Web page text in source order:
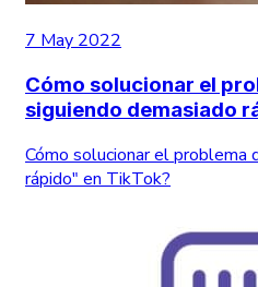
7 May 2022
Cómo solucionar el
siguiendo demasiado
Cómo solucionar el problema
rápido" en TikTok?